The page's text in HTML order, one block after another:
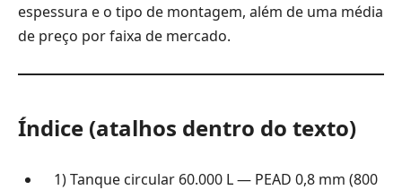
espessura e o tipo de montagem, além de uma média
de preço por faixa de mercado.
Índice (atalhos dentro do texto)
1) Tanque circular 60.000 L — PEAD 0,8 mm (800